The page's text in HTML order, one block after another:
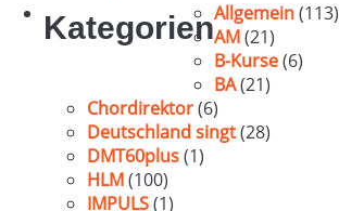
KategorienAllgemein(113)
AM(21)
B-Kurse(6)
BA(21)
Chordirektor(6)
Deutschland singt(28)
DMT60plus(1)
HLM(100)
IMPULS(1)